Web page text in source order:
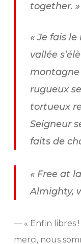
together. »
« Je fais
vallée
montagne
rugueux
tortueux
Seigneur
faits de
« Free at
Almighty,
— « Enfin libres
merci, nous